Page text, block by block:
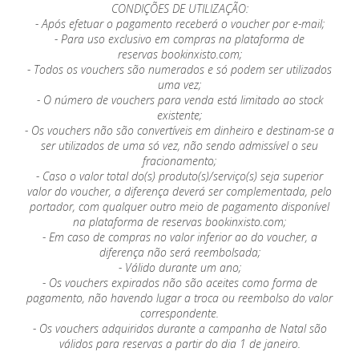
CONDIÇÕES DE UTILIZAÇÃO:
- Após efetuar o pagamento receberá o voucher por e-mail;
- Para uso exclusivo em compras na plataforma de
reservas bookinxisto.com;
- Todos os vouchers são numerados e só podem ser utilizados
uma vez;
- O número de vouchers para venda está limitado ao stock
existente;
- Os vouchers não são convertíveis em dinheiro e destinam-se a
ser utilizados de uma só vez, não sendo admissível o seu
fracionamento;
- Caso o valor total do(s) produto(s)/serviço(s) seja superior
valor do voucher, a diferença deverá ser complementada, pelo
portador, com qualquer outro meio de pagamento disponível
na plataforma de reservas bookinxisto.com;
- Em caso de compras no valor inferior ao do voucher, a
diferença não será reembolsada;
- Válido durante um ano;
- Os vouchers expirados não são aceites como forma de
pagamento, não havendo lugar a troca ou reembolso do valor
correspondente.
- Os vouchers adquiridos durante a campanha de Natal são
válidos para reservas a partir do dia 1 de janeiro.